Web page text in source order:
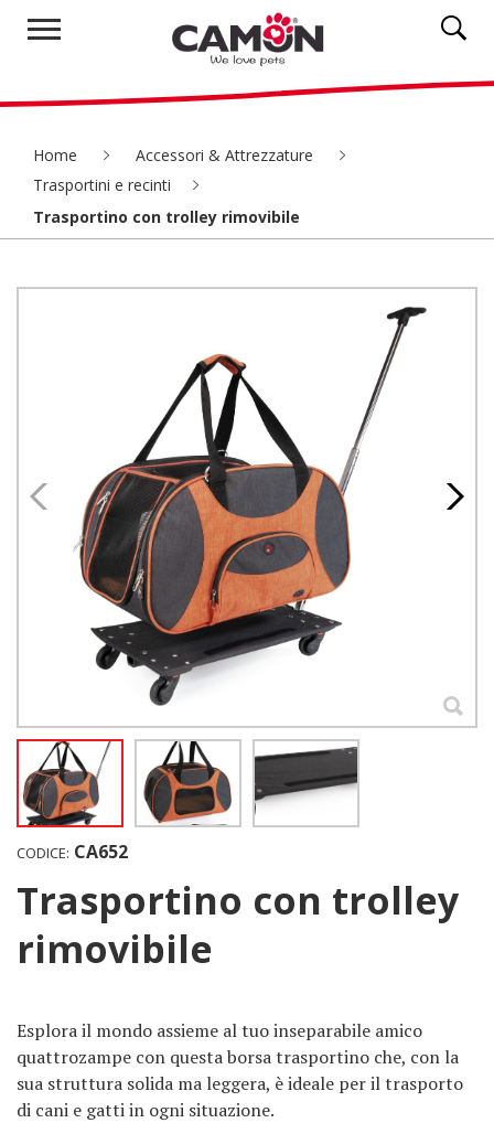
Home
Accessori & Attrezzature
Trasportini e recinti
Trasportino con trolley rimovibile
CODICE: CA652
Trasportino con trolley
rimovibile
Esplora il mondo assieme al tuo inseparabile amico
quattrozampe con questa borsa trasportino che, con la
sua struttura solida ma leggera, è ideale per il trasporto
di cani e gatti in ogni situazione.